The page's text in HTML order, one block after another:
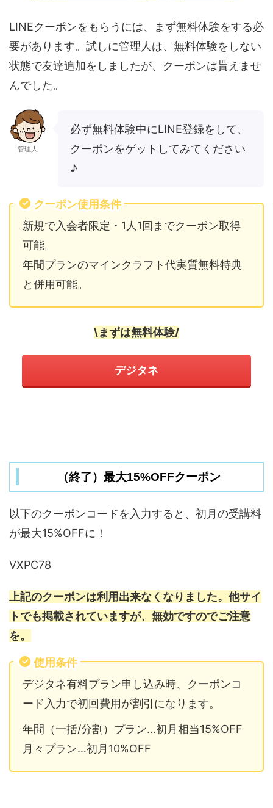
LINEクーポンをもらうには、まず無料体験をする必
要があります。試しに管理人は、無料体験をしない
状態で友達追加をしましたが、クーポンは貰えませ
んでした。
管理人
必ず無料体験中にLINE登録をして、
クーポンをゲットしてみてください
♪
クーポン使用条件
新規で入会者限定・1人1回までクーポン取得
可能。
年間プランのマインクラフト代実質無料特典
と併用可能。
\まずは無料体験/
デジタネ
（終了）最大15%OFFクーポン
以下のクーポンコードを入力すると、初月の受講料
が最大15%OFFに！
VXPC78
上記のクーポンは利用出来なくなりました。他サイ
トでも掲載されていますが、無効ですのでご注意
を。
使用条件
デジタネ有料プラン申し込み時、クーポンコ
ード入力で初回費用が割引になります。
年間（一括/分割）プラン…初月相当15%OFF
月々プラン…初月10%OFF